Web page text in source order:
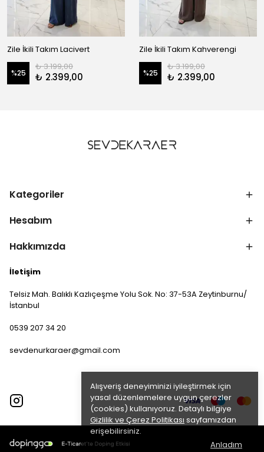
Alışveriş deneyiminizi iyileştirmek için
yasal düzenlemelere uygun çerezler
(cookies) kullanıyoruz. Detaylı bilgiye
Gizlilik ve Çerez Politikası sayfamızdan
erişebilirsiniz.
Anladım
Zile İkili Takım Lacivert
%25
₺ 3.199,00
₺ 2.399,00
Zile İkili Takım Kahverengi
%25
₺ 3.199,00
₺ 2.399,00
Kategoriler
Hesabım
Hakkımızda
İletişim
Telsiz Mah. Balıklı Kazlıçeşme Yolu Sok. No: 37-53A Zeytinburnu/
İstanbul
0539 207 34 20
sevdenurkaraer@gmail.com